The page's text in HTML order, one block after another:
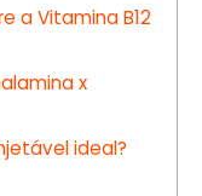
a Vitamina B12
x
ideal?